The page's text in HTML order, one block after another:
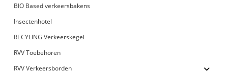
BIO Based verkeersbakens
Insectenhotel
RECYLING Verkeerskegel
RVV Toebehoren
RVV Verkeersborden